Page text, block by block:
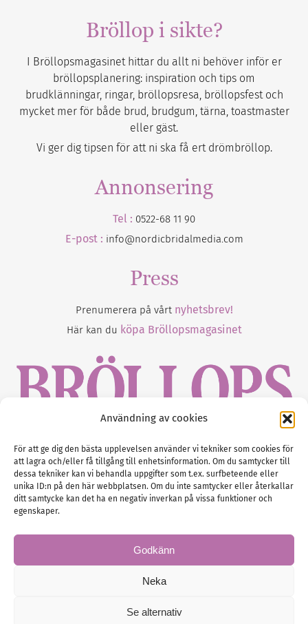
Användning av cookies
För att ge dig den bästa upplevelsen använder vi tekniker som cookies för
att lagra och/eller få tillgång till enhetsinformation. Om du samtycker till
dessa tekniker kan vi behandla uppgifter som t.ex. surfbeteende eller
unika ID:n på den här webbplatsen. Om du inte samtycker eller återkallar
ditt samtycke kan det ha en negativ inverkan på vissa funktioner och
egenskaper.
Godkänn
Neka
Se alternativ
Bröllop i sikte?
I Bröllopsmagasinet hittar du allt ni behöver inför er
bröllopsplanering: inspiration och tips om
brudklänningar, ringar, bröllopsresa, bröllopsfest och
mycket mer för både brud, brudgum, tärna, toastmaster
eller gäst.
Vi ger dig tipsen för att ni ska få ert drömbröllop.
Annonsering
Tel : 0522-68 11 90
E-post : info@nordicbridalmedia.com
Press
Prenumerera på vårt nyhetsbrev!
Här kan du köpa Bröllopsmagasinet
Gustaf Mattssons väg 2, 451 50 Uddevalla
Tel :0522-68 11 90
E-post:info@nordicbridalmedia.com